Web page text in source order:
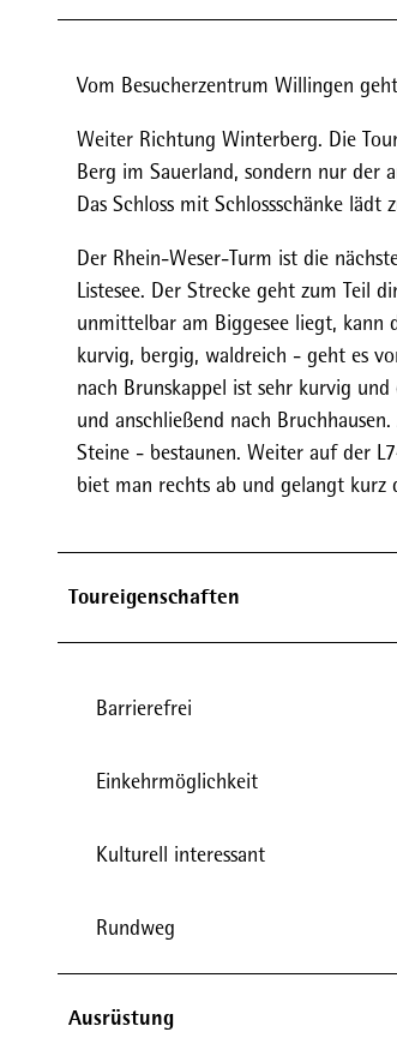
Vom Besucherzentrum Willingen
Weiter Richtung Winterberg. Die
Berg im Sauerland, sondern nur der
Das Schloss mit Schlossschänke lädt
Der Rhein-Weser-Turm ist die
Listesee. Der Strecke geht zum Teil
unmittelbar am Biggesee liegt, kann
kurvig, bergig, waldreich - geht es
nach Brunskappel ist sehr kurvig
und anschließend nach
Steine - bestaunen. Weiter auf der
biet man rechts ab und gelangt kurz
Toureigenschaften
Barrierefrei
Einkehrmöglichkeit
Kulturell interessant
Rundweg
Ausrüstung